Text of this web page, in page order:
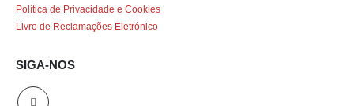
Política de Privacidade e Cookies
Livro de Reclamações Eletrónico
SIGA-NOS